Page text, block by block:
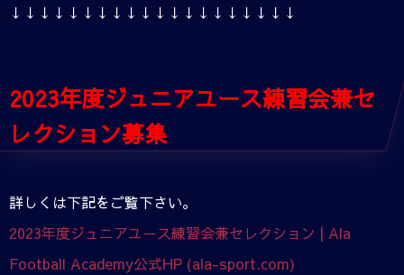
↓↓↓↓↓↓↓↓↓↓↓↓↓↓↓↓↓↓↓↓
2023年度ジュニアユース練習会兼セ
レクション募集
詳しくは下記をご覧下さい。
2023年度ジュニアユース練習会兼セレクション | Ala
Football Academy公式HP (ala-sport.com)